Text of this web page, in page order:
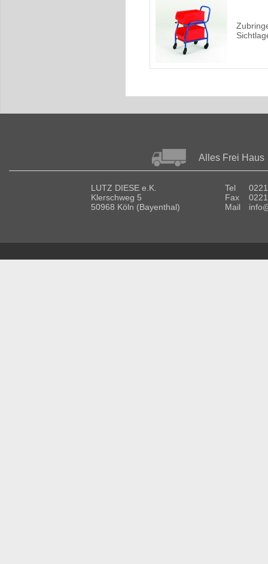
Alles Frei Haus
LUTZ DIESE e.K.
Klerschweg 5
50968 Köln (Bayenthal)
Tel
Fax
Mail